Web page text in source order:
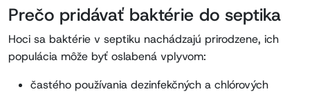
Prečo pridávať baktérie do septika
Hoci sa baktérie v septiku nachádzajú prirodzene, ich
populácia môže byť oslabená vplyvom:
častého používania dezinfekčných a chlórových